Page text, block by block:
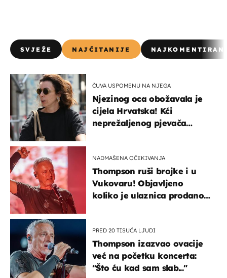
SVJEŽE NAJČITANIJE
ČUVA USPOMENU NA NJEGA
Njezinog oca obožavala je
cijela Hrvatska! Kći
neprežaljenog pjevača
NADMAŠENA OČEKIVANJA
Thompson ruši brojke i u
Vukovaru! Objavljeno
koliko je ulaznica prodano
PRED 20 TISUĆA LJUDI
Thompson izazvao ovacije
već na početku koncerta:
"Što ću kad sam slab..."